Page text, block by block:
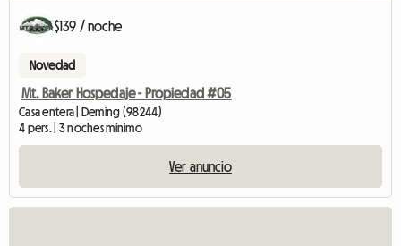
$139 / noche
Novedad
Mt. Baker Hospedaje - Propiedad #05
Casa entera | Deming (98244)
4 pers. | 3 noches mínimo
Ver anuncio